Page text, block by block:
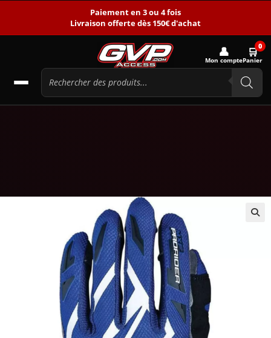
Paiement en 3 ou 4 fois
Livraison offerte dès 150€ d'achat
👤
Mon compte
🛒0
Panier